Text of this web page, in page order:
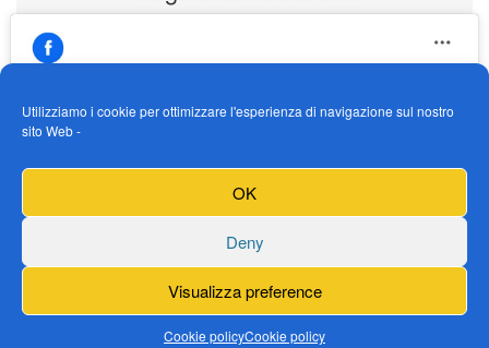
Utilizziamo i cookie per ottimizzare l'esperienza di navigazione sul nostro
sito Web -
OK
Deny
Visualizza preference
Cookie policyCookie policy
https://www.facebook.com/Vendogokartit/
Fai clic per accettare i cookie marketing e
abilitare questo contenuto